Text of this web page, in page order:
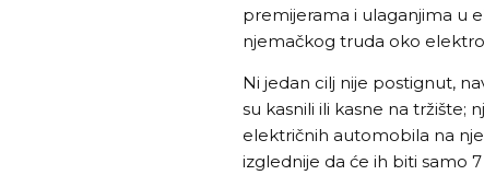
premijerama i ulaganjima u
njemačkog truda oko
Ni jedan cilj nije postignut,
su kasnili ili kasne na tržište;
električnih automobila na
izglednije da će ih biti samo